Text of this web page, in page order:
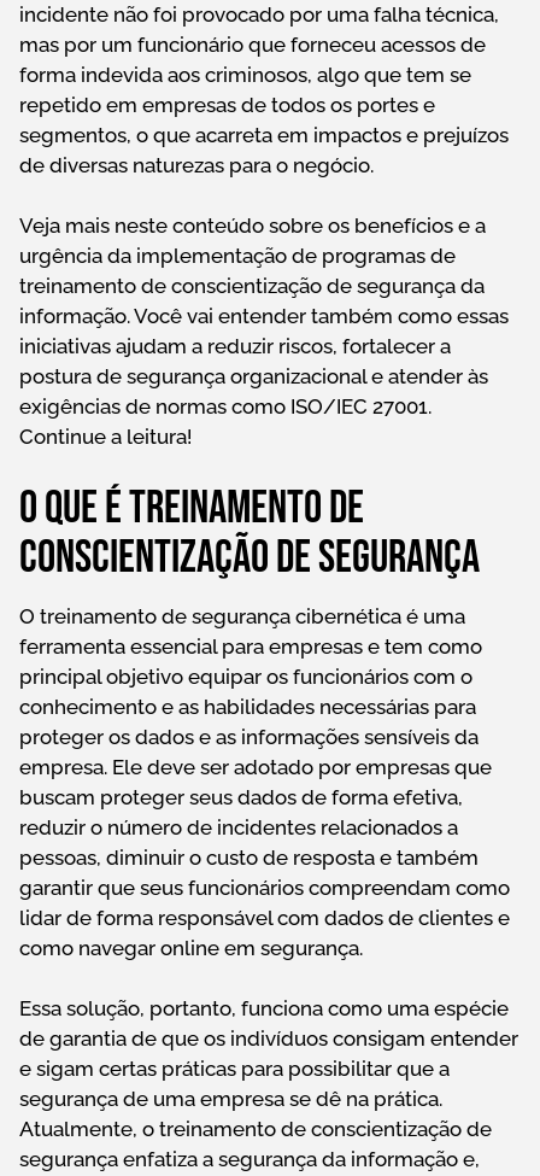
incidente não foi provocado por uma falha técnica,
mas por um funcionário que forneceu acessos de
forma indevida aos criminosos, algo que tem se
repetido em empresas de todos os portes e
segmentos, o que acarreta em impactos e prejuízos
de diversas naturezas para o negócio.
Veja mais neste conteúdo sobre os benefícios e a
urgência da implementação de programas de
treinamento de conscientização de segurança da
informação. Você vai entender também como essas
iniciativas ajudam a reduzir riscos, fortalecer a
postura de segurança organizacional e atender às
exigências de normas como ISO/IEC 27001.
Continue a leitura!
O que é treinamento de
conscientização de segurança
O treinamento de segurança cibernética é uma
ferramenta essencial para empresas e tem como
principal objetivo equipar os funcionários com o
conhecimento e as habilidades necessárias para
proteger os dados e as informações sensíveis da
empresa. Ele deve ser adotado por empresas que
buscam proteger seus dados de forma efetiva,
reduzir o número de incidentes relacionados a
pessoas, diminuir o custo de resposta e também
garantir que seus funcionários compreendam como
lidar de forma responsável com dados de clientes e
como navegar online em segurança.
Essa solução, portanto, funciona como uma espécie
de garantia de que os indivíduos consigam entender
e sigam certas práticas para possibilitar que a
segurança de uma empresa se dê na prática.
Atualmente, o treinamento de conscientização de
segurança enfatiza a segurança da informação e,